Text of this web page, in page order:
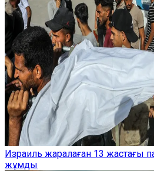
Израиль жаралаған 13 жастағы
жұмды